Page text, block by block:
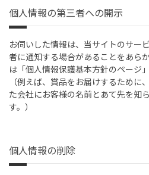
個人情報の第三者への開示
お伺いした情報は、当サイトのサー
者に通知する場合があることをあら
は「個人情報保護基本方針のページ
（例えば、賞品をお届けするために
た会社にお客様の名前とあて先を知
す。）
個人情報の削除